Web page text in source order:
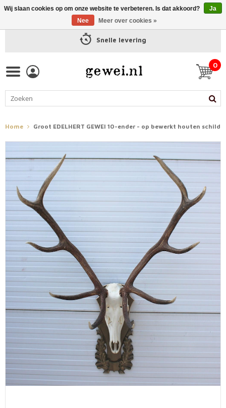
Snelle levering
0
Home Groot EDELHERT GEWEI 10-ender - op bewerkt houten schild
Wij slaan cookies op om onze website te verbeteren. Is dat akkoord?
Ja
Nee
Meer over cookies »